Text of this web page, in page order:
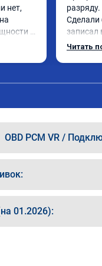
нет,
и
на
В
Сделали
записал
Читать
OBD PCM VR /
01.2026):